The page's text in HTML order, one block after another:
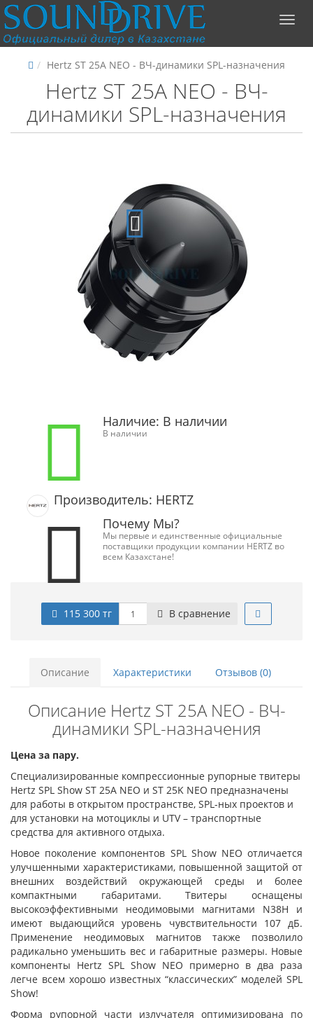
Hertz ST 25A NEO - ВЧ-динамики SPL-назначения
Hertz ST 25A NEO - ВЧ-
динамики SPL-назначения
Наличие: В наличии
В наличии
Производитель: HERTZ
Почему Мы?
Мы первые и единственные официальные
поставщики продукции компании HERTZ во
всем Казахстане!
115 300 тг В сравнение
Описание Характеристики Отзывов (0)
Описание Hertz ST 25A NEO - ВЧ-
динамики SPL-назначения
Цена за пару.
Специализированные компрессионные рупорные твитеры
Hertz SPL Show ST 25A NEO и ST 25K NEO предназначены
для работы в открытом пространстве, SPL-ных проектов и
для установки на мотоциклы и UTV – транспортные
средства для активного отдыха.
Новое поколение компонентов SPL Show NEO отличается
улучшенными характеристиками, повышенной защитой от
внешних воздействий окружающей среды и более
компактными габаритами. Твитеры оснащены
высокоэффективными неодимовыми магнитами N38H и
имеют выдающийся уровень чувствительности 107 дБ.
Применение неодимовых магнитов также позволило
радикально уменьшить вес и габаритные размеры. Новые
компоненты Hertz SPL Show NEO примерно в два раза
легче всем хорошо известных “классических” моделей SPL
Show!
Форма рупорной части излучателя оптимизирована по